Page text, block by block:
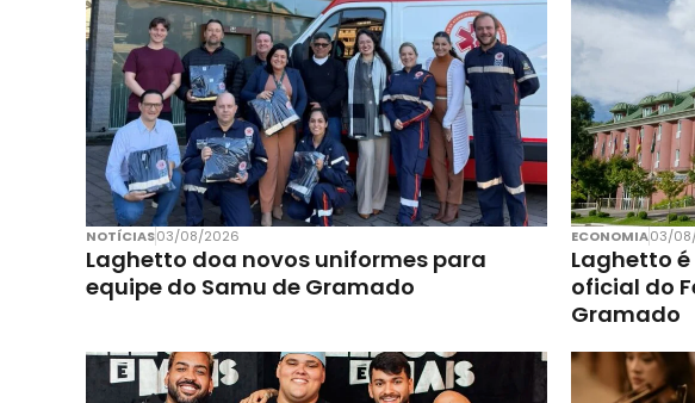
NOTÍCIAS03/08/2026
Laghetto doa novos uniformes para
equipe do Samu de Gramado
ECONOMIA03/
Laghetto
oficial do
Gramado